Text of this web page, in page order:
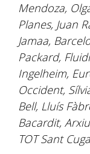
Mendoza,
Planes, Juan
Jamaa,
Packard,
Ingelheim,
Occident,
Bell, Lluís
Bacardit,
TOT Sant